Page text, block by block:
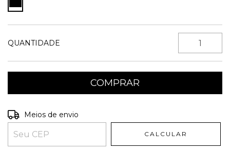
QUANTIDADE
Entregas para o CEP:
Meios de envio
CALCULAR